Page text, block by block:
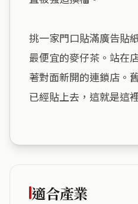
挑一家門口貼滿廣告貼
最便宜的麥仔茶。站在
著對面新開的連鎖店。
已經貼上去，這就是這
適合產業